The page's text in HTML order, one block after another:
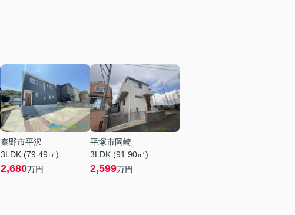
秦野市平沢
3LDK (79.49㎡)
2,680万円
平塚市岡崎
3LDK (91.90㎡)
2,599万円